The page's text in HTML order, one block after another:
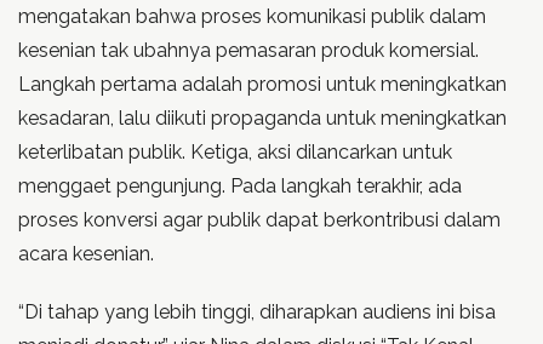
mengatakan bahwa proses komunikasi publik dalam
kesenian tak ubahnya pemasaran produk komersial.
Langkah pertama adalah promosi untuk meningkatkan
kesadaran, lalu diikuti propaganda untuk meningkatkan
keterlibatan publik. Ketiga, aksi dilancarkan untuk
menggaet pengunjung. Pada langkah terakhir, ada
proses konversi agar publik dapat berkontribusi dalam
acara kesenian.
“Di tahap yang lebih tinggi, diharapkan audiens ini bisa